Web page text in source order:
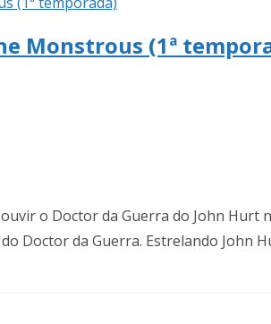
Monstrous (1ª
o Doctor da Guerra do John Hurt
Doctor da Guerra. Estrelando John